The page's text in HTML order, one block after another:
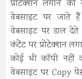
प्रोटेक्शन लगाने
वेबसाइट पर जाते
वेबसाइट पर डाल
कंटेंट पर प्रोटेक्शन
कोई भी कॉपी नहीं
वेबसाइट पर Copy